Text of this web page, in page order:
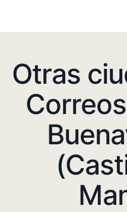
Otras